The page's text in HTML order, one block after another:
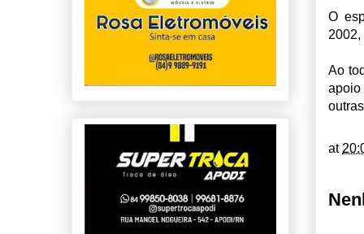
O
2002,
Ao
at